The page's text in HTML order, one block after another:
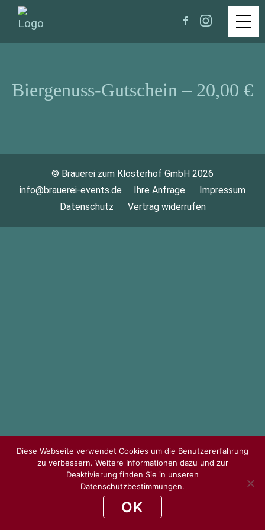
Biergenuss-Gutschein – 20,00 €
© Brauerei zum Klosterhof GmbH 2026
info@brauerei-events.de
Ihre Anfrage
Impressum
Datenschutz
Vertrag widerrufen
Diese Webseite verwendet Cookies um die Benutzererfahrung
zu verbessern. Weitere Informationen dazu und zur
Deaktivierung finden Sie in unseren
Datenschutzbestimmungen.
OK